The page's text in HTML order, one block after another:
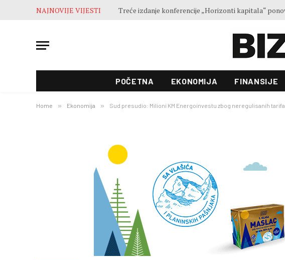
NAJNOVIJE VIJESTI
POČETNA EKONOMIJA FINANSIJE
Home » Ekonomija » Sud presudio: Milioni KM Energoinvestu zbog neregulisanih tarifa